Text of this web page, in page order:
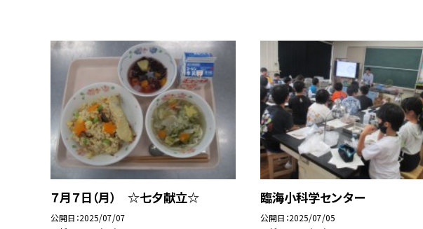
７月７日（月） ☆七夕献立☆
公開日 2025/07/07
臨海小科学センター
公開日 2025/07/05